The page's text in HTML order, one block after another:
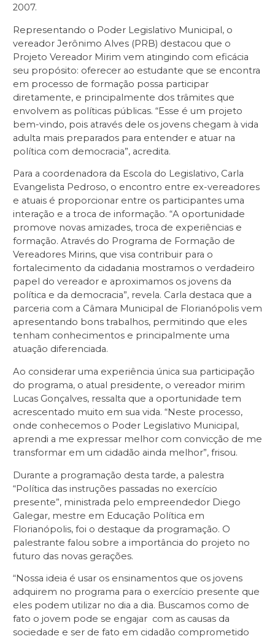
2007.
Representando o Poder Legislativo Municipal, o
vereador Jerônimo Alves (PRB) destacou que o
Projeto Vereador Mirim vem atingindo com eficácia
seu propósito: oferecer ao estudante que se encontra
em processo de formação possa participar
diretamente, e principalmente dos trâmites que
envolvem as políticas públicas. “Esse é um projeto
bem-vindo, pois através dele os jovens chegam à vida
adulta mais preparados para entender e atuar na
política com democracia”, acredita.
Para a coordenadora da Escola do Legislativo, Carla
Evangelista Pedroso, o encontro entre ex-vereadores
e atuais é proporcionar entre os participantes uma
interação e a troca de informação. “A oportunidade
promove novas amizades, troca de experiências e
formação. Através do Programa de Formação de
Vereadores Mirins, que visa contribuir para o
fortalecimento da cidadania mostramos o verdadeiro
papel do vereador e aproximamos os jovens da
política e da democracia”, revela. Carla destaca que a
parceria com a Câmara Municipal de Florianópolis vem
apresentando bons trabalhos, permitindo que eles
tenham conhecimentos e principalmente uma
atuação diferenciada.
Ao considerar uma experiência única sua participação
do programa, o atual presidente, o vereador mirim
Lucas Gonçalves, ressalta que a oportunidade tem
acrescentado muito em sua vida. “Neste processo,
onde conhecemos o Poder Legislativo Municipal,
aprendi a me expressar melhor com convicção de me
transformar em um cidadão ainda melhor”, frisou.
Durante a programação desta tarde, a palestra
“Política das instruções passadas no exercício
presente”, ministrada pelo empreendedor Diego
Galegar, mestre em Educação Política em
Florianópolis, foi o destaque da programação. O
palestrante falou sobre a importância do projeto no
futuro das novas gerações.
“Nossa ideia é usar os ensinamentos que os jovens
adquirem no programa para o exercício presente que
eles podem utilizar no dia a dia. Buscamos como de
fato o jovem pode se engajar com as causas da
sociedade e ser de fato em cidadão comprometido